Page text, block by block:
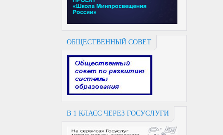
ОБЩЕСТВЕННЫЙ СОВЕТ
В 1 КЛАСС ЧЕРЕЗ ГОСУСЛУГИ